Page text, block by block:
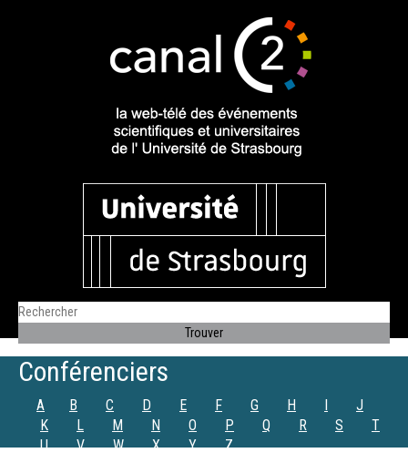
Conférenciers
A B C D E F G H I
J
K
L M N O P Q R S
T
U
V W X Y Z